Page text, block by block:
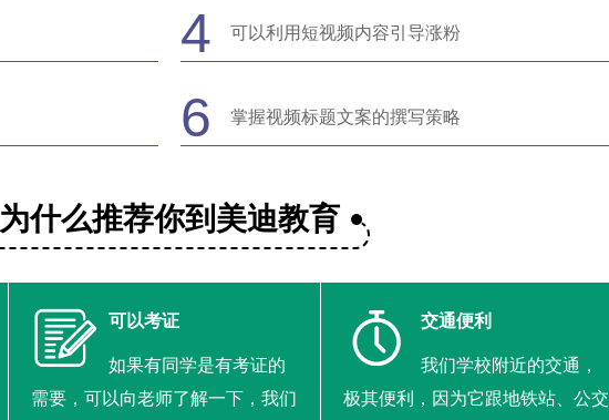
4 可以利用短视频内容引导涨粉
6 掌握视频标题文案的撰写策略
为什么推荐你到美迪教育
可以考证
如果有同学是有考证的
需要，可以向老师了解一下，我们
交通便利
我们学校附近的交通，
极其便利，因为它跟地铁站、公交